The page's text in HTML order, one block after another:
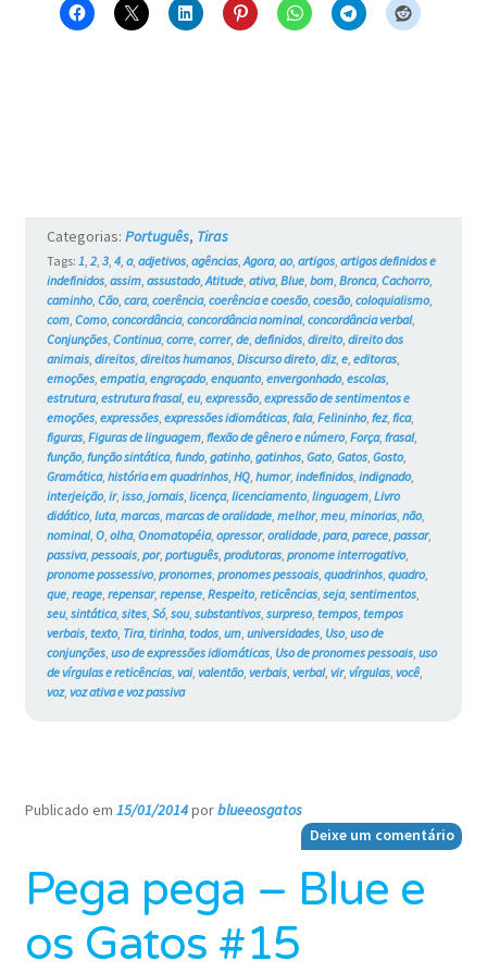
–
#728
Categorias: Português, Tiras
Tags: 1 2, 3, 4, a, adjetivos, agências, Agora, ao, artigos, artigos definidos e
indefinidos, assim, assustado, Atitude, ativa, Blue, bom, Bronca, Cachorro,
caminho, Cão, cara, coerência, coerência e coesão, coesão, coloquialismo,
com, Como, concordância, concordância nominal, concordância verbal,
Conjunções, Continua, corre, correr, de, definidos, direito, direito dos
animais, direitos, direitos humanos, Discurso direto, diz, e, editoras,
emoções, empatia, engraçado, enquanto, envergonhado, escolas,
estrutura, estrutura frasal, eu, expressão, expressão de sentimentos e
emoções, expressões, expressões idiomáticas, fala, Felininho, fez, fica,
figuras, Figuras de linguagem, flexão de gênero e número, Força, frasal,
função, função sintática, fundo, gatinho, gatinhos, Gato, Gatos, Gosto,
Gramática, história em quadrinhos, HQ, humor, indefinidos, indignado,
interjeição, ir, isso, jornais, licença, licenciamento, linguagem, Livro
didático, luta, marcas, marcas de oralidade, melhor, meu, minorias, não,
nominal, O, olha, Onomatopéia, opressor, oralidade, para, parece, passar,
passiva, pessoais, por, português, produtoras, pronome interrogativo,
pronome possessivo, pronomes, pronomes pessoais, quadrinhos, quadro,
que, reage, repensar, repense, Respeito, reticências, seja, sentimentos,
seu, sintática, sites, Só, sou, substantivos, surpreso, tempos, tempos
verbais, texto, Tira, tirinha, todos, um, universidades, Uso, uso de
conjunções, uso de expressões idiomáticas, Uso de pronomes pessoais, uso
de vírgulas e reticências, vai, valentão, verbais, verbal, vir, vírgulas, você,
voz, voz ativa e voz passiva
Publicado em 15/01/2014porblueeosgatos
Deixe um comentário
Pega pega – Blue e
os Gatos #15